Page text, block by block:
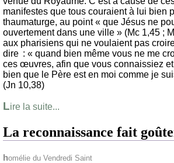
manifestes que tous couraient à lui bien
thaumaturge, au point « que Jésus ne
ouvertement dans une ville » (Mc 1,45 ;
aux pharisiens qui ne voulaient pas
dire : « quand bien même vous ne me
ces œuvres, afin que vous connaissiez
bien que le Père est en moi comme je
(Jn 10,38)
Lire la suite...
La reconnaissance fait
homélie du Vendredi Saint